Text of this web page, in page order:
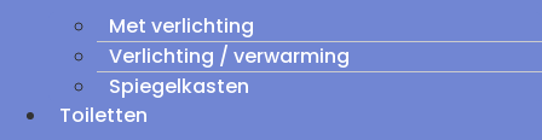
Met verlichting
Verlichting / verwarming
Spiegelkasten
Toiletten